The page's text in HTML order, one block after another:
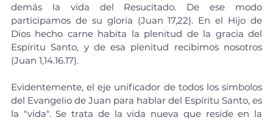
demás la vida del Resucitado. De ese modo
participamos de su gloria (Juan 17,22). En el Hijo de
Dios hecho carne habita la plenitud de la gracia del
Espíritu Santo, y de esa plenitud recibimos nosotros
(Juan 1,14.16.17).
Evidentemente, el eje unificador de todos los símbolos
del Evangelio de Juan para hablar del Espíritu Santo, es
la "vida". Se trata de la vida nueva que reside en la